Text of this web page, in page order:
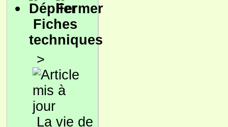
Fiches
techniques
>
La vie de